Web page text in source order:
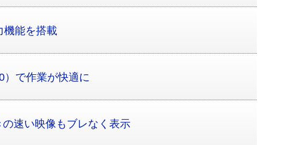
機能を搭載
）で作業が快適に
速い映像もブレなく表示